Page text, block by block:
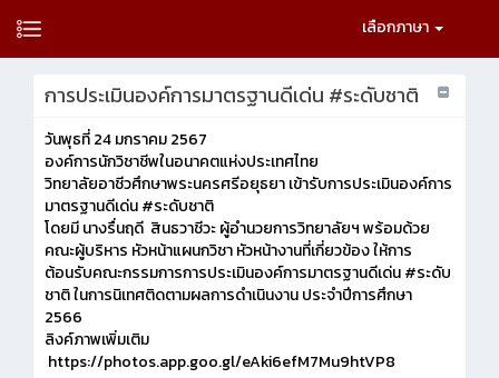
เลือกภาษา
การประเมินองค์การมาตรฐานดีเด่น #ระดับชาติ
วันพุธที่ 24 มกราคม 2567
องค์การนักวิชาชีพในอนาคตแห่งประเทศไทย
วิทยาลัยอาชีวศึกษาพระนครศรีอยุธยา เข้ารับการประเมินองค์การ
มาตรฐานดีเด่น #ระดับชาติ
โดยมี นางรื่นฤดี สินธวาชีวะ ผู้อำนวยการวิทยาลัยฯ พร้อมด้วย
คณะผู้บริหาร หัวหน้าแผนกวิชา หัวหน้างานที่เกี่ยวข้อง ให้การ
ต้อนรับคณะกรรมการการประเมินองค์การมาตรฐานดีเด่น #ระดับ
ชาติ ในการนิเทศติดตามผลการดำเนินงาน ประจำปีการศึกษา
2566
ลิงค์ภาพเพิ่มเติม
https://photos.app.goo.gl/eAki6efM7Mu9htVP8